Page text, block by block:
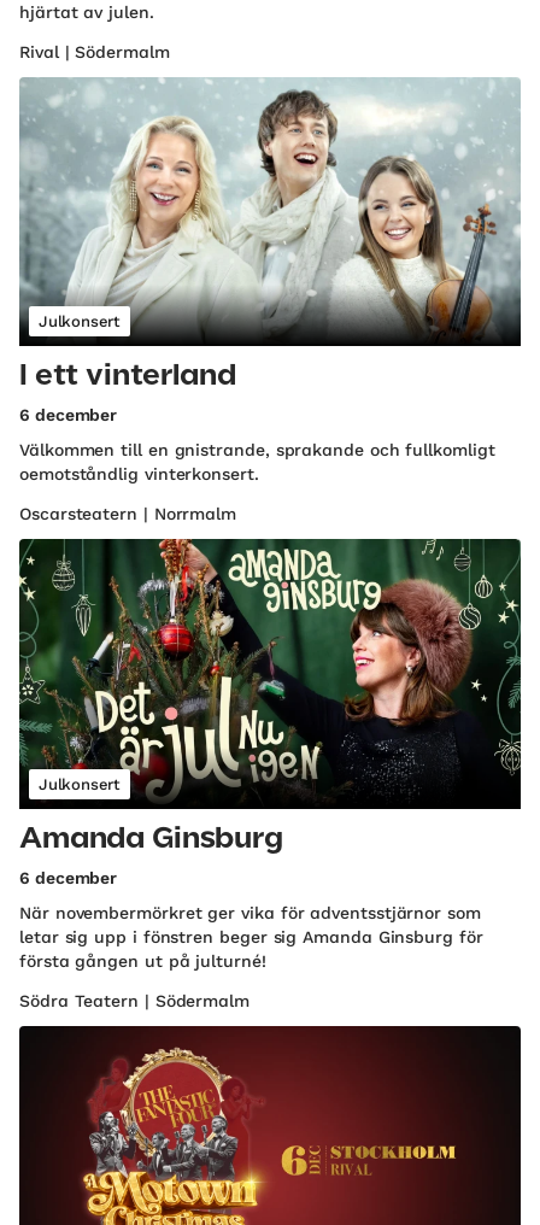
hjärtat av julen.
Rival | Södermalm
Julkonsert
I ett vinterland
6 december
Välkommen till en gnistrande, sprakande och fullkomligt
oemotståndlig vinterkonsert.
Oscarsteatern | Norrmalm
Julkonsert
Amanda Ginsburg
6 december
När novembermörkret ger vika för adventsstjärnor som
letar sig upp i fönstren beger sig Amanda Ginsburg för
första gången ut på julturné!
Södra Teatern | Södermalm